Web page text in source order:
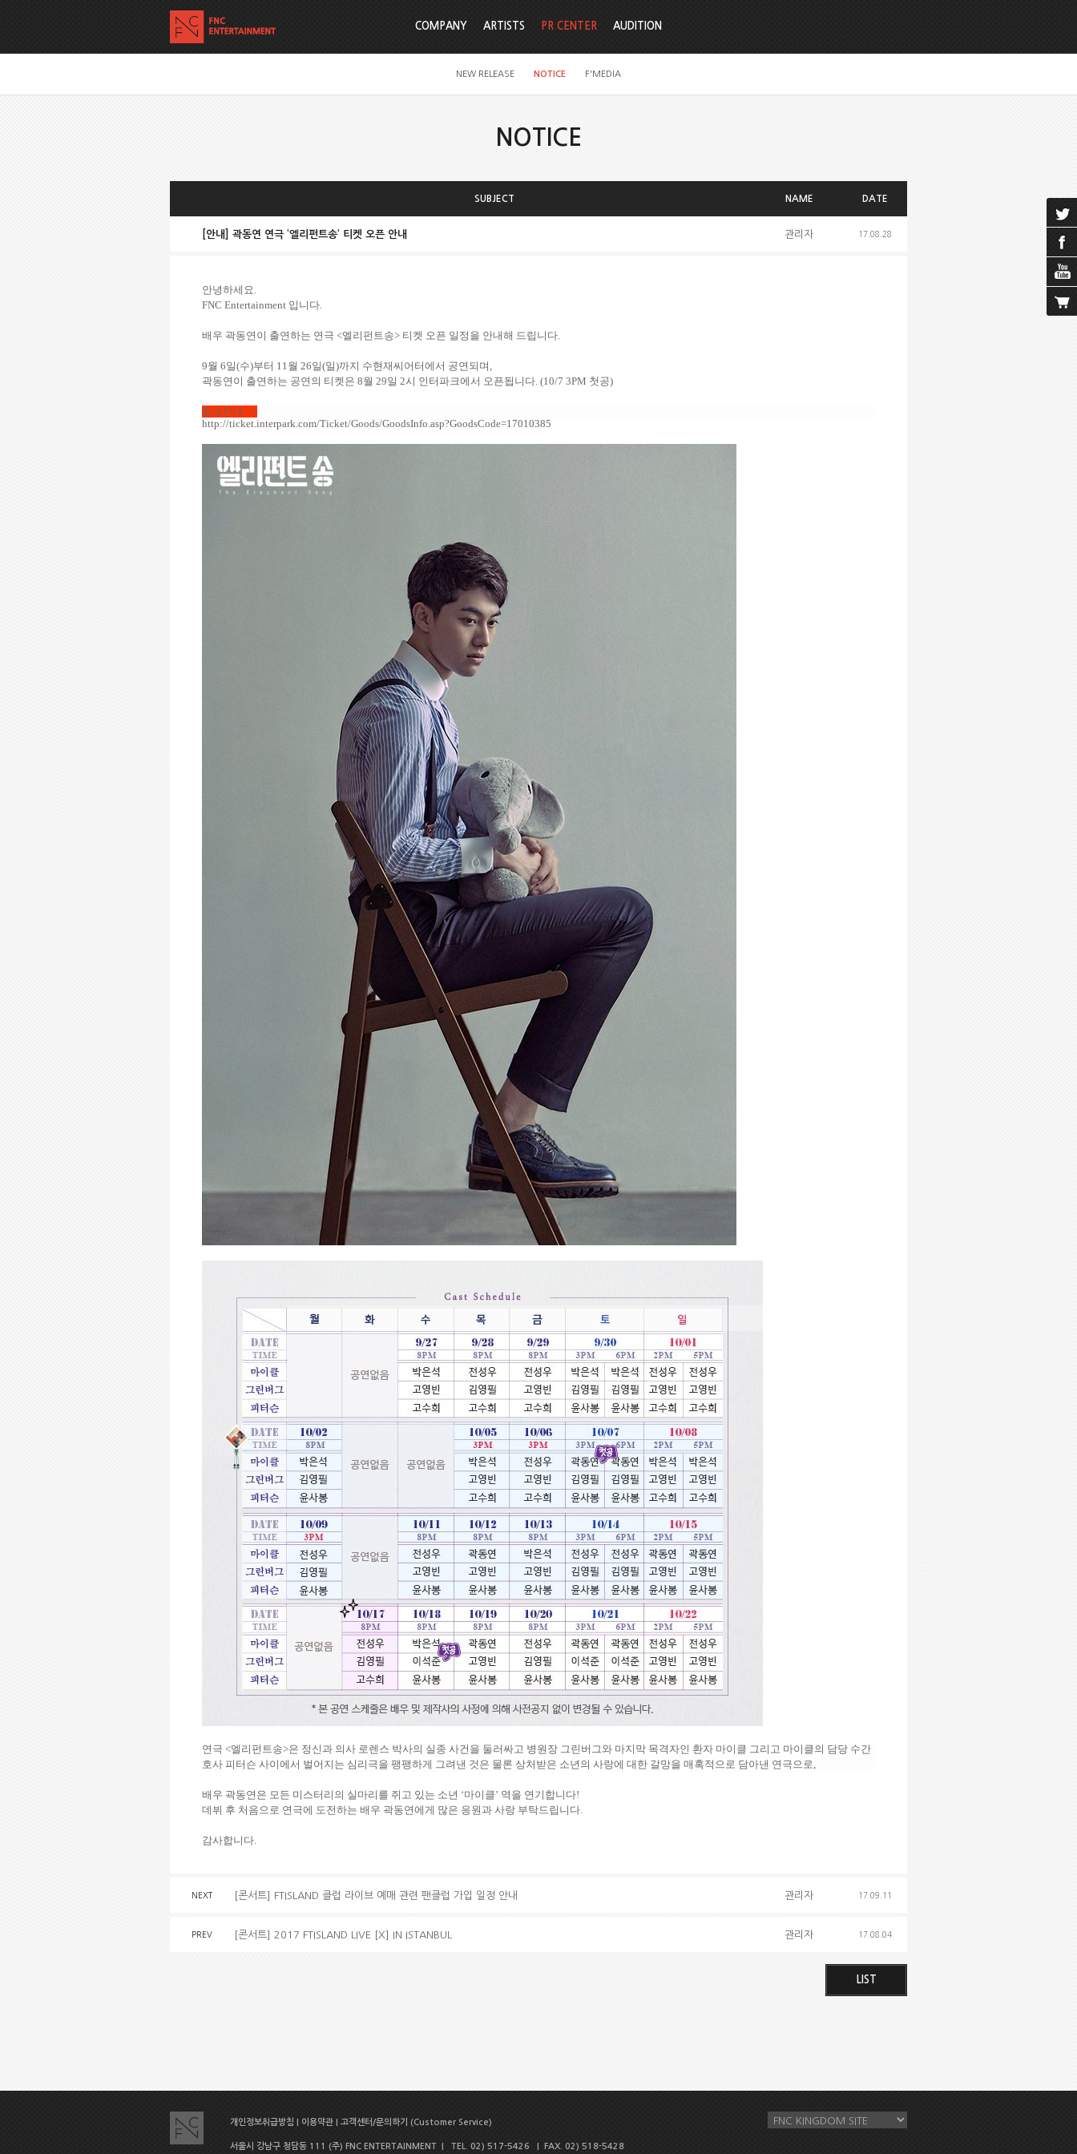
COMPANY ARTISTS PR CENTER
NEW RELEASE NOTICE F'MEDIA
AUDITION
NOTICE
SUBJECT NAME DATE
[안내] 곽동연 연극 ‘엘리펀트송’ 티켓 오픈 안내 관리자 17.08.28
안녕하세요.
FNC Entertainment 입니다.
배우 곽동연이 출연하는 연극 <엘리펀트송> 티켓 오픈 일정을 안내해 드립니다.
9월 6일(수)부터 11월 26일(일)까지 수현재씨어터에서 공연되며 ,
곽동연이 출연하는 공연의 티켓은 8월 29일 2시 인터파크에서 오픈됩니다. (10/7 3PM 첫공)
링크안내 >>
http://ticket.interpark.com/Ticket/Goods/GoodsInfo.asp?GoodsCode=17010385
연극 <엘리펀트송>은 정신과 의사 로렌스 박사의 실종 사건을 둘러싸고 병원장 그린버그와 마지막 목격자인 환자 마이클 그리고 마이클의 담당 수간
호사 피터슨 사이에서 벌어지는 심리극을 팽팽하게 그려낸 것은 물론 상처받은 소년의 사랑에 대한 갈망을 매혹적으로 담아낸 연극으로,
배우 곽동연은 모든 미스터리의 실마리를 쥐고 있는 소년 ‘마이클’ 역을 연기합니다!
데뷔 후 처음으로 연극에 도전하는 배우 곽동연에게 많은 응원과 사랑 부탁드립니다.
감사합니다.
NEXT [콘서트] FTISLAND 클럽 라이브 예매 관련 팬클럽 가입 일정 안내 관리자 17.09.11
PREV [콘서트] 2017 FTISLAND LIVE [X] IN ISTANBUL 관리자 17.08.04
LIST
개인정보취급방침 이용약관 고객센터/문의하기 (Customer Service)
서울시 강남구 청담동 111 (주) FNC ENTERTAINMENT | TEL. 02) 517-5426 | FAX. 02) 518-5428